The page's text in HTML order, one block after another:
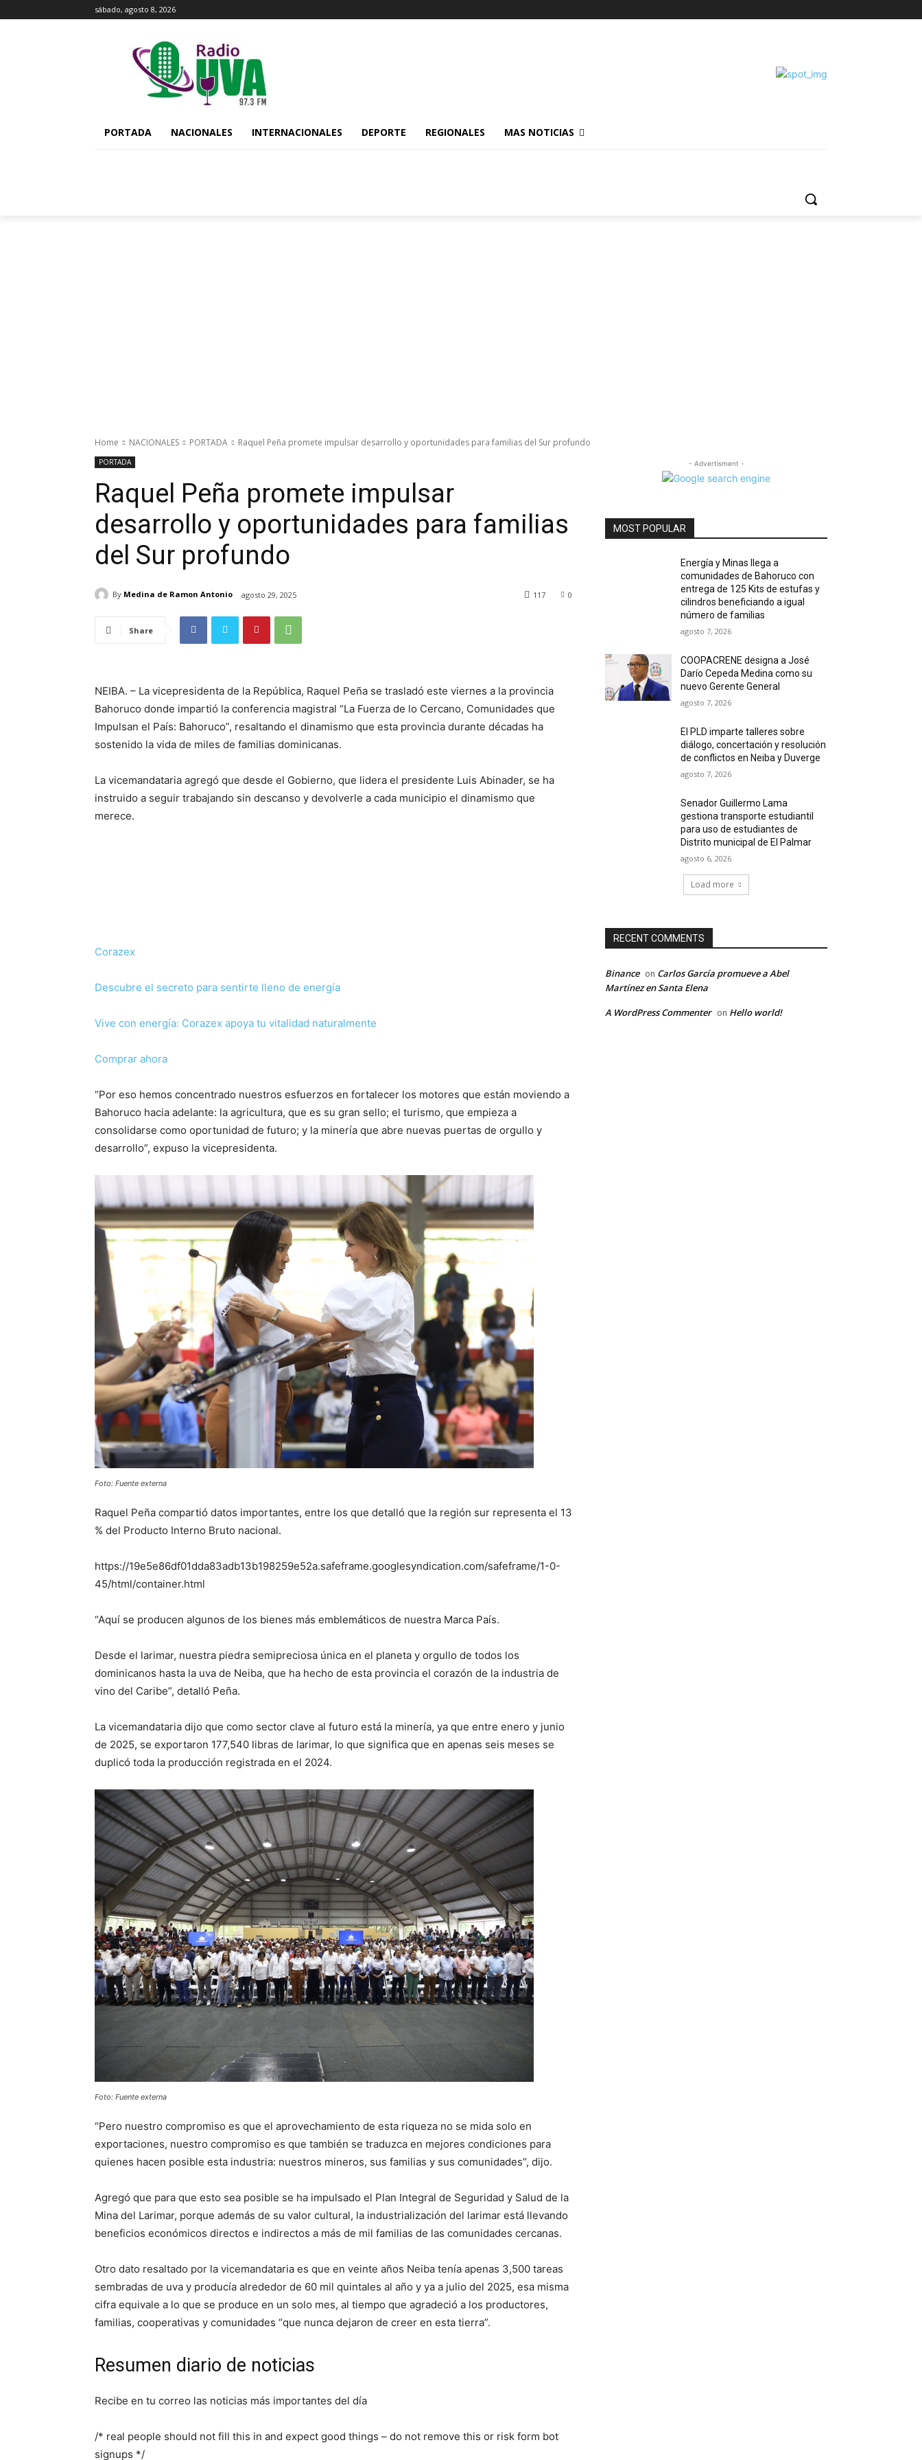
sábado, agosto 8, 2026
PORTADA NACIONALES INTERNACIONALES DEPORTE REGIONALES MAS NOTICIAS
Home NACIONALES PORTADA Raquel Peña promete impulsar desarrollo y oportunidades para familias del Sur profundo
PORTADA
Raquel Peña promete impulsar
desarrollo y oportunidades para familias
del Sur profundo
By Medina de Ramon Antonio agosto 29, 2025 0
117
Share
NEIBA. – La vicepresidenta de la República, Raquel Peña se trasladó este viernes a la provincia
Bahoruco donde impartió la conferencia magistral “La Fuerza de lo Cercano, Comunidades que
Impulsan el País: Bahoruco”, resaltando el dinamismo que esta provincia durante décadas ha
sostenido la vida de miles de familias dominicanas.
La vicemandataria agregó que desde el Gobierno, que lidera el presidente Luis Abinader, se ha
instruido a seguir trabajando sin descanso y devolverle a cada municipio el dinamismo que
merece.
Corazex
Descubre el secreto para sentirte lleno de energía
Vive con energía: Corazex apoya tu vitalidad naturalmente
Comprar ahora
“Por eso hemos concentrado nuestros esfuerzos en fortalecer los motores que están moviendo a
Bahoruco hacia adelante: la agricultura, que es su gran sello; el turismo, que empieza a
consolidarse como oportunidad de futuro; y la minería que abre nuevas puertas de orgullo y
desarrollo”, expuso la vicepresidenta.
Foto: Fuente externa
Raquel Peña compartió datos importantes, entre los que detalló que la región sur representa el 13
% del Producto Interno Bruto nacional.
https://19e5e86df01dda83adb13b198259e52a.safeframe.googlesyndication.com/safeframe/1-0-
45/html/container.html
“Aquí se producen algunos de los bienes más emblemáticos de nuestra Marca País.
Desde el larimar, nuestra piedra semipreciosa única en el planeta y orgullo de todos los
dominicanos hasta la uva de Neiba, que ha hecho de esta provincia el corazón de la industria de
vino del Caribe”, detalló Peña.
La vicemandataria dijo que como sector clave al futuro está la minería, ya que entre enero y junio
de 2025, se exportaron 177,540 libras de larimar, lo que significa que en apenas seis meses se
duplicó toda la producción registrada en el 2024.
Foto: Fuente externa
“Pero nuestro compromiso es que el aprovechamiento de esta riqueza no se mida solo en
exportaciones, nuestro compromiso es que también se traduzca en mejores condiciones para
quienes hacen posible esta industria: nuestros mineros, sus familias y sus comunidades”, dijo.
Agregó que para que esto sea posible se ha impulsado el Plan Integral de Seguridad y Salud de la
Mina del Larimar, porque además de su valor cultural, la industrialización del larimar está llevando
beneficios económicos directos e indirectos a más de mil familias de las comunidades cercanas.
Otro dato resaltado por la vicemandataria es que en veinte años Neiba tenía apenas 3,500 tareas
sembradas de uva y producía alrededor de 60 mil quintales al año y ya a julio del 2025, esa misma
cifra equivale a lo que se produce en un solo mes, al tiempo que agradeció a los productores,
familias, cooperativas y comunidades “que nunca dejaron de creer en esta tierra”.
Resumen diario de noticias
Recibe en tu correo las noticias más importantes del día
/* real people should not fill this in and expect good things – do not remove this or risk form bot
signups */
- Advertisment -
MOST POPULAR
Energía y Minas llega a
comunidades de Bahoruco con
entrega de 125 Kits de estufas y
cilindros beneficiando a igual
número de familias
agosto 7, 2026
COOPACRENE designa a José
Darío Cepeda Medina como su
nuevo Gerente General
agosto 7, 2026
El PLD imparte talleres sobre
diálogo, concertación y resolución
de conflictos en Neiba y Duverge
agosto 7, 2026
Senador Guillermo Lama
gestiona transporte estudiantil
para uso de estudiantes de
Distrito municipal de El Palmar
agosto 6, 2026
Load more
RECENT COMMENTS
Binance on Carlos García promueve a Abel
Martínez en Santa Elena
A WordPress Commenter on Hello world!